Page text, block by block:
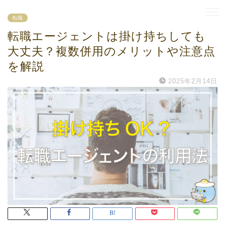
転職
転職エージェントは掛け持ちしても
大丈夫？複数併用のメリットや注意点
を解説
2025年2月14日